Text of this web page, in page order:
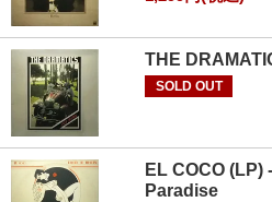
THE
SOLD OUT
EL COCO (LP)
Paradise